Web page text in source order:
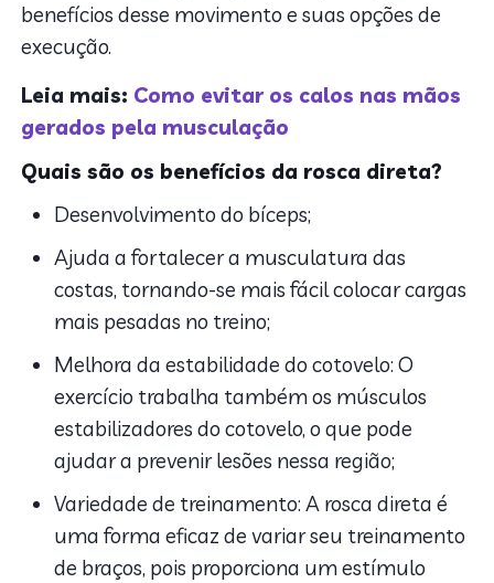
benefícios desse movimento e suas opções de
execução.
Leia mais: Como evitar os calos nas mãos
gerados pela musculação
Quais são os benefícios da rosca direta?
Desenvolvimento do bíceps;
Ajuda a fortalecer a musculatura das
costas, tornando-se mais fácil colocar cargas
mais pesadas no treino;
Melhora da estabilidade do cotovelo: O
exercício trabalha também os músculos
estabilizadores do cotovelo, o que pode
ajudar a prevenir lesões nessa região;
Variedade de treinamento: A rosca direta é
uma forma eficaz de variar seu treinamento
de braços, pois proporciona um estímulo